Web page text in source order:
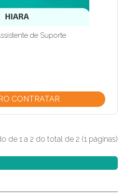
de Suporte
CONTRATAR
de 1 a 2 do total de 2 (1 páginas)